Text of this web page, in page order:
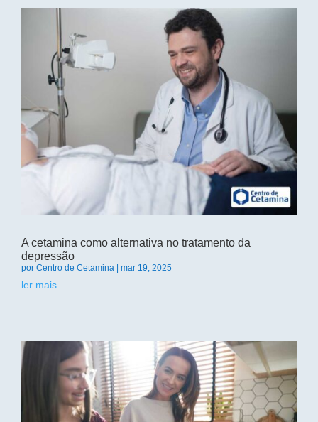
A cetamina como alternativa no tratamento da
depressão
por Centro de Cetamina mar 19, 2025
ler mais